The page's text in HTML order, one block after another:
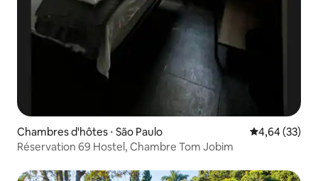
Chambres d'hôtes ⋅ São Paulo Évaluation
4,64 (33)
Réservation 69 Hostel, Chambre Tom Jobim